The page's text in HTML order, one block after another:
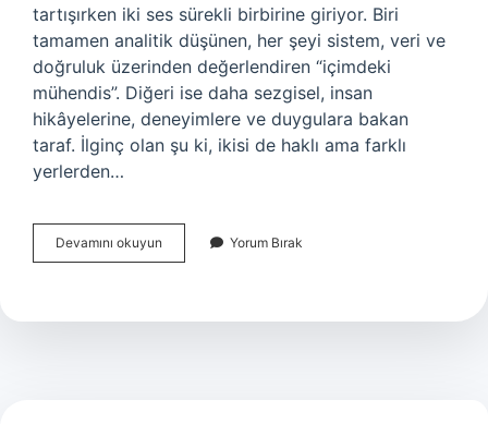
tartışırken iki ses sürekli birbirine giriyor. Biri
tamamen analitik düşünen, her şeyi sistem, veri ve
doğruluk üzerinden değerlendiren “içimdeki
mühendis”. Diğeri ise daha sezgisel, insan
hikâyelerine, deneyimlere ve duygulara bakan
taraf. İlginç olan şu ki, ikisi de haklı ama farklı
yerlerden…
Devamını okuyun
nedir
işe
Yorum Bırak